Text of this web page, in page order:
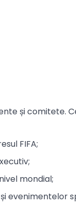
și comitete.
FIFA;
mondial;
evenimentelor